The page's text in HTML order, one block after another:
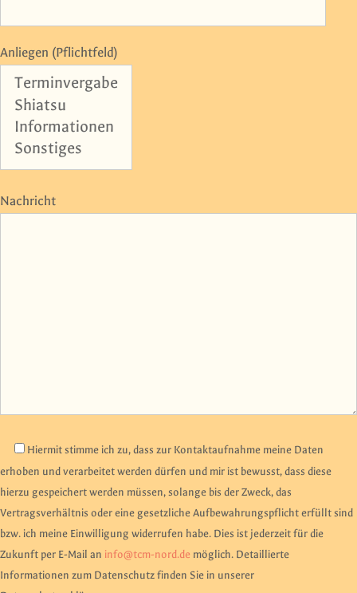
Anliegen (Pflichtfeld)
Nachricht
Hiermit stimme ich zu, dass zur Kontaktaufnahme meine Daten
erhoben und verarbeitet werden dürfen und mir ist bewusst, dass diese
hierzu gespeichert werden müssen, solange bis der Zweck, das
Vertragsverhältnis oder eine gesetzliche Aufbewahrungspflicht erfüllt sind
bzw. ich meine Einwilligung widerrufen habe. Dies ist jederzeit für die
Zukunft per E-Mail an info@tcm-nord.de möglich. Detaillierte
Informationen zum Datenschutz finden Sie in unserer